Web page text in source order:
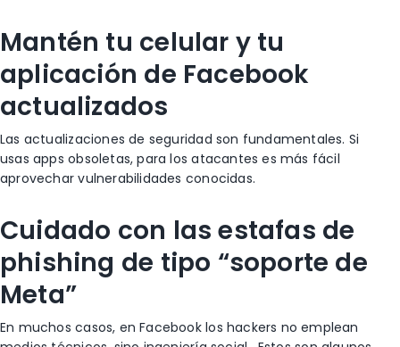
Mantén tu celular y tu
aplicación de Facebook
actualizados
Las actualizaciones de seguridad son fundamentales. Si
usas apps obsoletas, para los atacantes es más fácil
aprovechar vulnerabilidades conocidas.
Cuidado con las estafas de
phishing de tipo “soporte de
Meta”
En muchos casos, en Facebook los hackers no emplean